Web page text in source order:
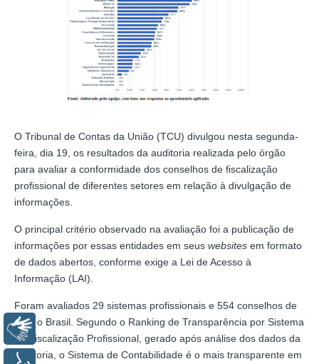
O Tribunal de Contas da União (TCU) divulgou nesta segunda-
feira, dia 19, os resultados da auditoria realizada pelo órgão
para avaliar a conformidade dos conselhos de fiscalização
profissional de diferentes setores em relação à divulgação de
informações.
O principal critério observado na avaliação foi a publicação de
informações por essas entidades em seus websites em formato
de dados abertos, conforme exige a Lei de Acesso à
Informação (LAI).
Foram avaliados 29 sistemas profissionais e 554 conselhos de
todo o Brasil. Segundo o Ranking de Transparência por Sistema
de Fiscalização Profissional, gerado após análise dos dados da
auditoria, o Sistema de Contabilidade é o mais transparente em
Libras